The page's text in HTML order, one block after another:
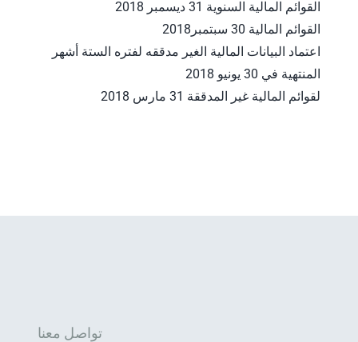
القوائم المالية السنوية 31 ديسمبر 2018
القوائم المالية 30 سبتمبر2018
اعتماد البيانات المالية الغير مدققه لفتره الستة أشهر
المنتهية في 30 يونيو 2018
لقوائم المالية غير المدققة 31 مارس 2018
تواصل معنا